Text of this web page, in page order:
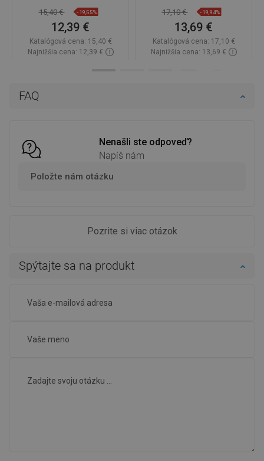
FAQ
Nenašli ste odpoveď?
Napíš nám
Položte nám otázku
Pozrite si viac otázok
Spýtajte sa na produkt
15,40 € -19,55%
12,39 €
Katalógová cena: 15,40 €
Najnižšia cena: 12,39 €
17,10 € -19,94%
13,69 €
Katalógová cena: 17,10 €
Najnižšia cena: 13,69 €